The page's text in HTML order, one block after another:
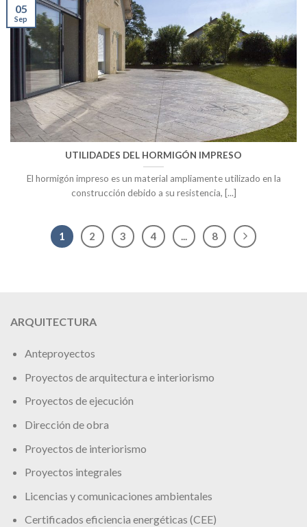
UTILIDADES DEL HORMIGÓN IMPRESO
El hormigón impreso es un material ampliamente utilizado en la
construcción debido a su resistencia, [...]
05
Sep
1 2 3 4 ... 8
ARQUITECTURA
Anteproyectos
Proyectos de arquitectura e interiorismo
Proyectos de ejecución
Dirección de obra
Proyectos de interiorismo
Proyectos integrales
Licencias y comunicaciones ambientales
Certificados eficiencia energéticas (CEE)